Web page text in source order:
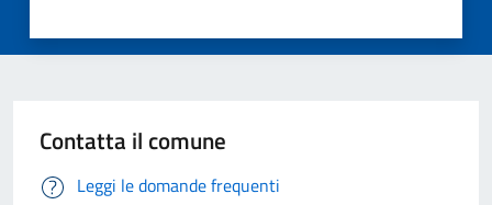
Contatta il comune
Leggi le domande frequenti